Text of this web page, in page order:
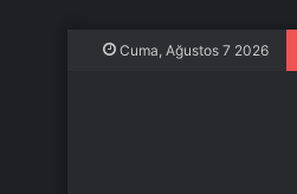
Cuma, Ağustos 7 2026